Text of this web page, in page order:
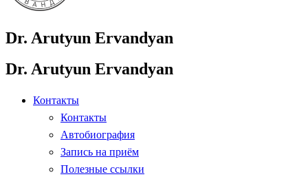
Dr. Arutyun Ervandyan
Dr. Arutyun Ervandyan
Контакты
Контакты
Автобиография
Запись на приём
Полезные ссылки